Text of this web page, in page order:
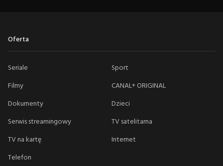
Oferta
Seriale
Sport
Filmy
CANAL+ ORIGINAL
Dokumenty
Dzieci
Serwis streamingowy
TV satelitarna
TV na kartę
Internet
Telefon